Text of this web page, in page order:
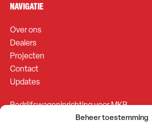
Beheer toestemming
NAVIGATIE
Over ons
Dealers
Projecten
Contact
Updates
Bedrijfswageninrichting voor MKB
Bedrijfswageninrichting voor Fleetsales